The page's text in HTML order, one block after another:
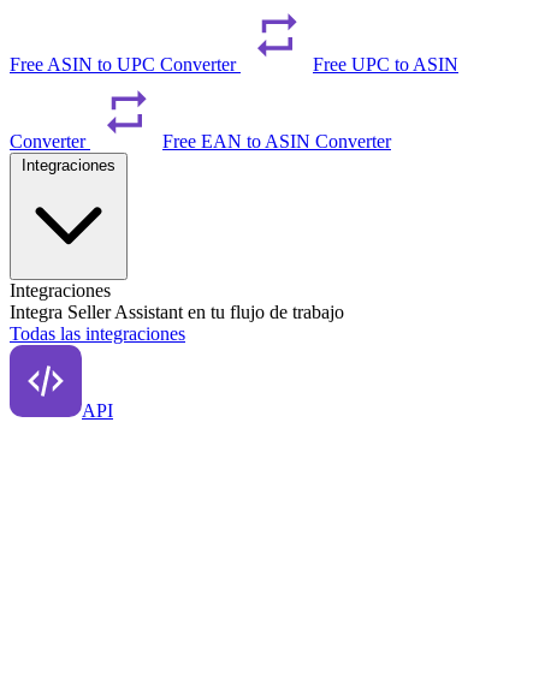
Free ASIN to UPC Converter Free UPC to ASIN
Converter Free EAN to ASIN Converter
Integraciones
Integra Seller Assistant en tu flujo de trabajo
Todas las integraciones
API